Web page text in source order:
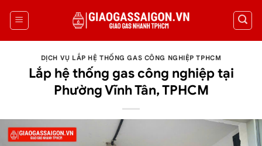
DỊCH VỤ LẮP HỆ THỐNG GAS CÔNG NGHIỆP TPHCM
Lắp hệ thống gas công nghiệp tại
Phường Vĩnh Tân, TPHCM